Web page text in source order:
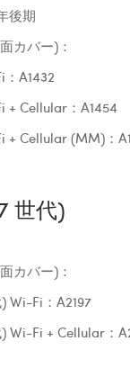
後期
カバー)：
A1432
+ Cellular：A1454
+ Cellular (MM)：
世代)
カバー)：
Wi-Fi：A2197
Wi-Fi + Cellular：